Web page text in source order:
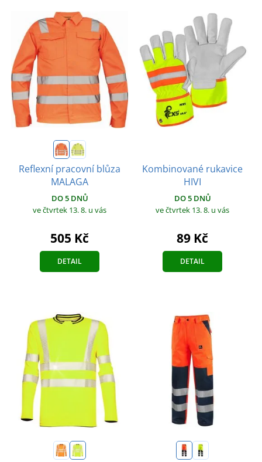
Reflexní pracovní blůza
MALAGA
DO 5 DNŮ
ve čtvrtek 13. 8. u vás
505 Kč
DETAIL
Kombinované rukavice
HIVI
DO 5 DNŮ
ve čtvrtek 13. 8. u vás
89 Kč
DETAIL